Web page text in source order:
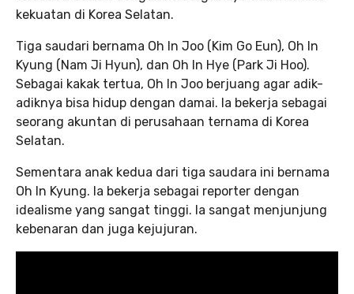
kekuatan di Korea Selatan.
Tiga saudari bernama Oh In Joo (Kim Go Eun), Oh In
Kyung (Nam Ji Hyun), dan Oh In Hye (Park Ji Hoo).
Sebagai kakak tertua, Oh In Joo berjuang agar adik-
adiknya bisa hidup dengan damai. Ia bekerja sebagai
seorang akuntan di perusahaan ternama di Korea
Selatan.
Sementara anak kedua dari tiga saudara ini bernama
Oh In Kyung. Ia bekerja sebagai reporter dengan
idealisme yang sangat tinggi. Ia sangat menjunjung
kebenaran dan juga kejujuran.